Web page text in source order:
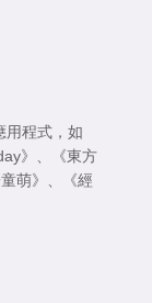
用程式，如
》 、
《東方
萌》 、
《經